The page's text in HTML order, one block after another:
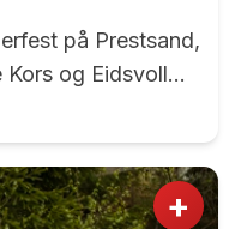
på Prestsand,
og Eidsvoll
om en
eldre og
+